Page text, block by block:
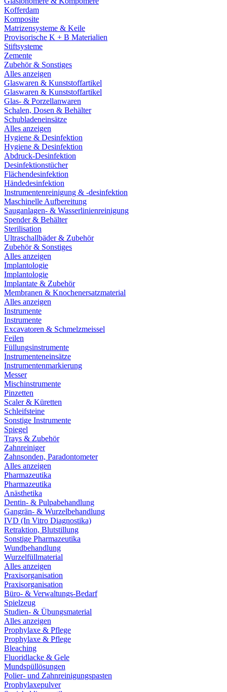
Kofferdam
Komposite
Matrizensysteme & Keile
Provisorische K + B Materialien
Stiftsysteme
Zemente
Zubehör & Sonstiges
Alles anzeigen
Glaswaren & Kunststoffartikel
Glaswaren & Kunststoffartikel
Glas- & Porzellanwaren
Schalen, Dosen & Behälter
Schubladeneinsätze
Alles anzeigen
Hygiene & Desinfektion
Hygiene & Desinfektion
Abdruck-Desinfektion
Desinfektionstücher
Flächendesinfektion
Händedesinfektion
Instrumentenreinigung & -desinfektion
Maschinelle Aufbereitung
Sauganlagen- & Wasserlinienreinigung
Spender & Behälter
Sterilisation
Ultraschallbäder & Zubehör
Zubehör & Sonstiges
Alles anzeigen
Implantologie
Implantologie
Implantate & Zubehör
Membranen & Knochenersatzmaterial
Alles anzeigen
Instrumente
Instrumente
Excavatoren & Schmelzmeissel
Feilen
Füllungsinstrumente
Instrumenteneinsätze
Instrumentenmarkierung
Messer
Mischinstrumente
Pinzetten
Scaler & Küretten
Schleifsteine
Sonstige Instrumente
Spiegel
Trays & Zubehör
Zahnreiniger
Zahnsonden, Paradontometer
Alles anzeigen
Pharmazeutika
Pharmazeutika
Anästhetika
Dentin- & Pulpabehandlung
Gangrän- & Wurzelbehandlung
IVD (In Vitro Diagnostika)
Retraktion, Blutstillung
Sonstige Pharmazeutika
Wundbehandlung
Wurzelfüllmaterial
Alles anzeigen
Praxisorganisation
Praxisorganisation
Büro- & Verwaltungs-Bedarf
Spielzeug
Studien- & Übungsmaterial
Alles anzeigen
Prophylaxe & Pflege
Prophylaxe & Pflege
Bleaching
Fluoridlacke & Gele
Mundspüllösungen
Polier- und Zahnreinigungspasten
Prophylaxepulver